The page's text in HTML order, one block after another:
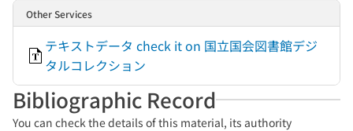
Other Services
テキストデータ check it on 国立国会図書館デジ
タルコレクション
Bibliographic Record
You can check the details of this material, its authority